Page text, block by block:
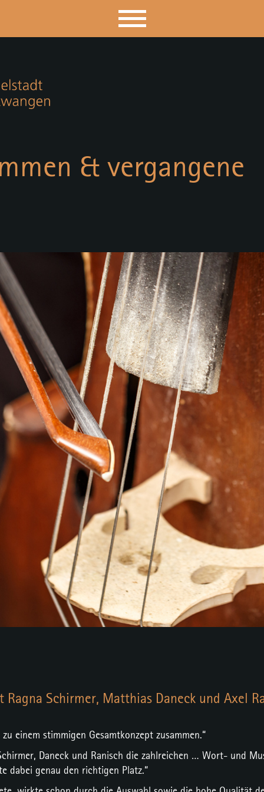
& vergangene
Ragna Schirmer, Matthias Daneck und Axel
einem stimmigen Gesamtkonzept zusammen.“
Daneck und Ranisch die zahlreichen … Wort- und
dabei genau den richtigen Platz.“